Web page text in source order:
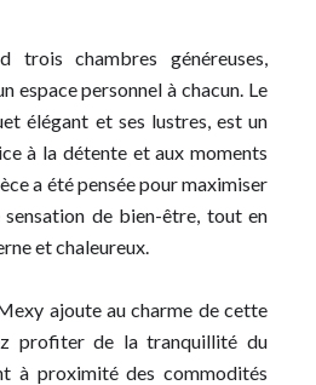
trois chambres généreuses,
espace personnel à chacun. Le
élégant et ses lustres, est un
à la détente et aux moments
a été pensée pour maximiser
de bien-être, tout en
et chaleureux.
ajoute au charme de cette
profiter de la tranquillité du
à proximité des commodités